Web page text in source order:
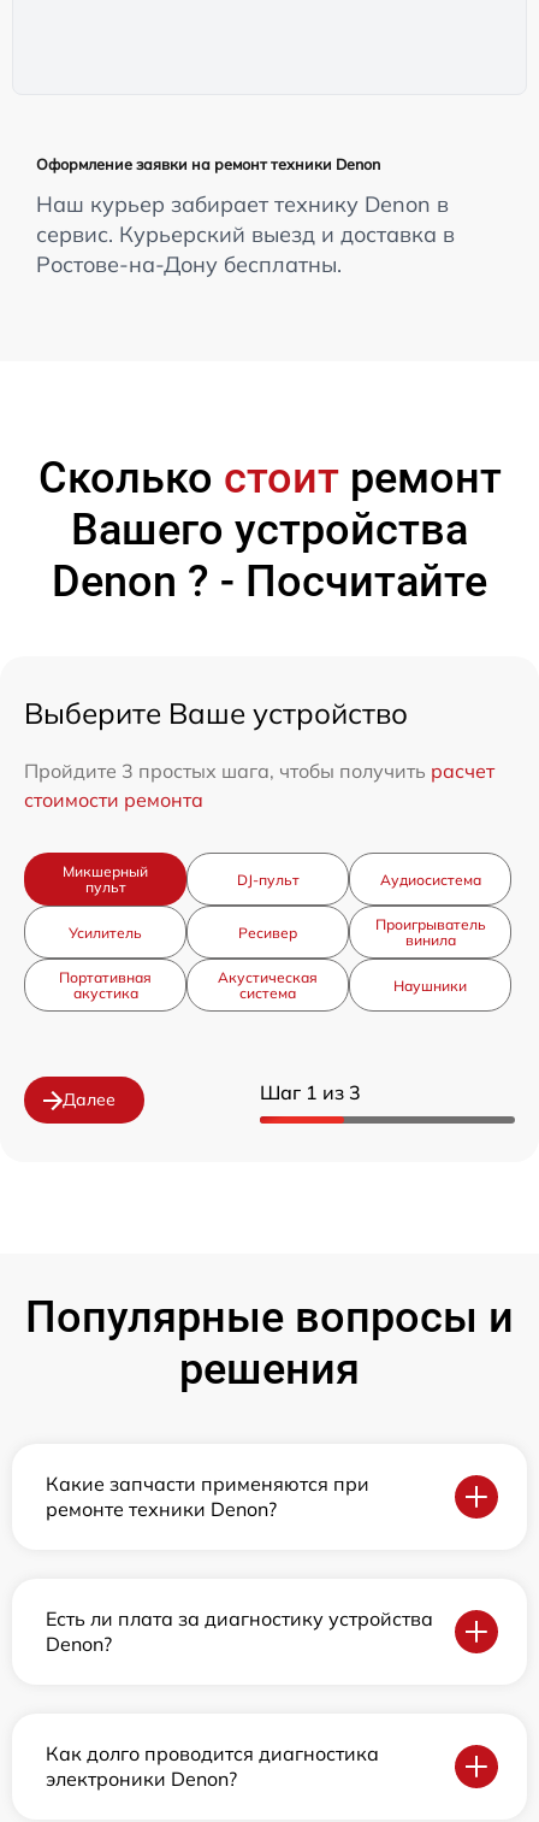
Оформление заявки на ремонт техники Denon
Наш курьер забирает технику Denon в
сервис. Курьерский выезд и доставка в
Ростове-на-Дону бесплатны.
Сколько стоитремонт
Вашего устройства
Denon ? - Посчитайте
Шаг 1 из 3
Выберите Ваше устройство
Пройдите 3 простых шага, чтобы получить расчет
стоимости ремонта
Микшерный
пульт
DJ-пульт Аудиосистема
Усилитель Ресивер
Проигрыватель
винила
Портативная
акустика
Акустическая
система
Наушники
Далее
Популярные вопросы и
решения
Какие запчасти применяются при
ремонте техники Denon?
Есть ли плата за диагностику устройства
Denon?
Как долго проводится диагностика
электроники Denon?